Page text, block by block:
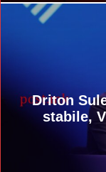
Driton
stabile,